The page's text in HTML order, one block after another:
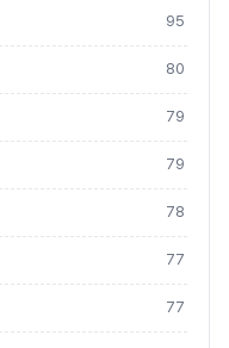
95
80
79
79
78
77
77